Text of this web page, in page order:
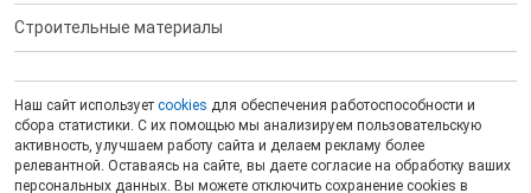
Строительные материалы
Наш сайт использует cookies для обеспечения работоспособности и
сбора статистики. С их помощью мы анализируем пользовательскую
активность, улучшаем работу сайта и делаем рекламу более
релевантной. Оставаясь на сайте, вы даете согласие на обработку ваших
персональных данных. Вы можете отключить сохранение cookies в